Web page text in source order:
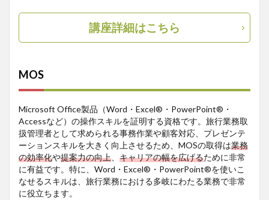
講座詳細はこちら
MOS
Microsoft Office製品（Word・Excel®・PowerPoint®・
Accessなど）の操作スキルを証明する資格です。旅行業務取
扱管理者として求められる事務作業や顧客対応、プレゼンテ
ーションスキルを大きく向上させるため、MOSの取得は業務
の効率化や提案力の向上 キャリアの幅を広げるために非常
に有益です。特に、Word・Excel®・PowerPoint®を使いこ
なせるスキルは、旅行業務における多岐にわたる業務で非常
に役立ちます。